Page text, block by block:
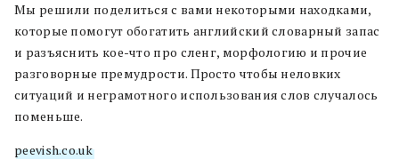
Мы решили поделиться с вами некоторыми находками,
которые помогут обогатить английский словарный запас
и разъяснить кое-что про сленг, морфологию и прочие
разговорные премудрости. Просто чтобы неловких
ситуаций и неграмотного использования слов случалось
поменьше.
peevish.co.uk